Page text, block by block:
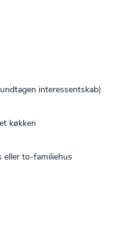
interessent­skab)
køkken
eller to-familiehus